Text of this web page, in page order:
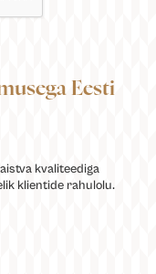
Eesti
kvaliteediga
klientide rahulolu.